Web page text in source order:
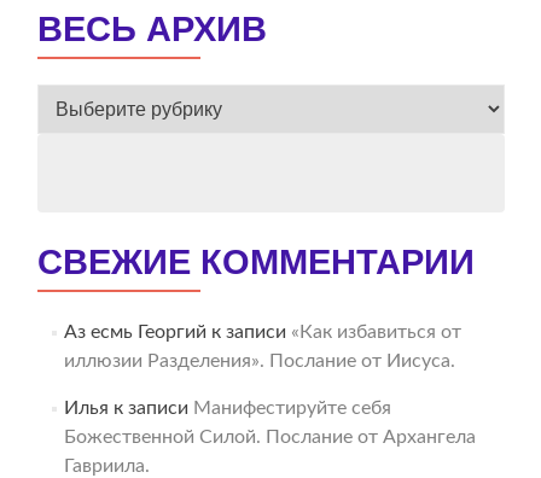
ВЕСЬ АРХИВ
ВЕСЬ
СВЕЖИЕ КОММЕНТАРИИ
Аз есмь Георгий к записи «Как избавиться от
иллюзии Разделения». Послание от Иисуса.
Илья к записи Манифестируйте себя
Божественной Силой. Послание от Архангела
Гавриила.